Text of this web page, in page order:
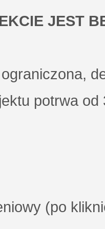
JEST
potrwa
(po